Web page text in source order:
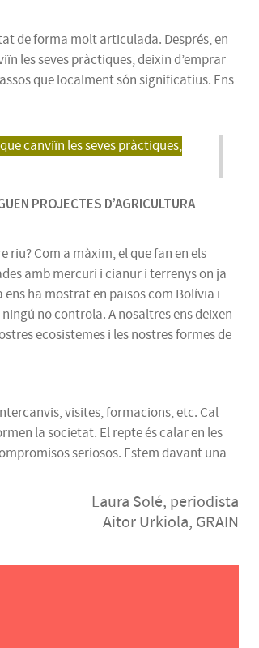
de forma molt articulada. Després, en
les seves pràctiques, deixin d’emprar
que localment són significatius. Ens
canviïn les seves pràctiques,
PROJECTES D’AGRICULTURA
Com a màxim, el que fan en els
amb mercuri i cianur i terrenys on ja
ens ha mostrat en països com Bolívia i
no controla. A nosaltres ens deixen
ecosistemes i les nostres formes de
visites, formacions, etc. Cal
la societat. El repte és calar en les
seriosos. Estem davant una
Laura Solé, periodista
Aitor Urkiola, GRAIN